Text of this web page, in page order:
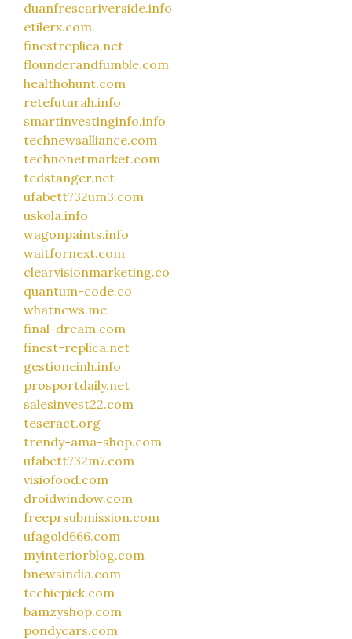
duanfrescariverside.info
etilerx.com
finestreplica.net
flounderandfumble.com
healthohunt.com
retefuturah.info
smartinvestinginfo.info
technewsalliance.com
technonetmarket.com
tedstanger.net
ufabett732um3.com
uskola.info
wagonpaints.info
waitfornext.com
clearvisionmarketing.co
quantum-code.co
whatnews.me
final-dream.com
finest-replica.net
gestioneinh.info
prosportdaily.net
salesinvest22.com
teseract.org
trendy-ama-shop.com
ufabett732m7.com
visiofood.com
droidwindow.com
freeprsubmission.com
ufagold666.com
myinteriorblog.com
bnewsindia.com
techiepick.com
bamzyshop.com
pondycars.com